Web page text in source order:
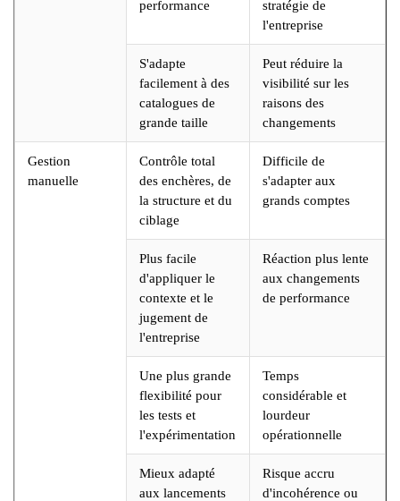
performance
stratégie de
l'entreprise
S'adapte
facilement à des
catalogues de
grande taille
Peut réduire la
visibilité sur les
raisons des
changements
Gestion
manuelle
Contrôle total
des enchères, de
la structure et du
ciblage
Difficile de
s'adapter aux
grands comptes
Plus facile
d'appliquer le
contexte et le
jugement de
l'entreprise
Réaction plus lente
aux changements
de performance
Une plus grande
flexibilité pour
les tests et
l'expérimentation
Temps
considérable et
lourdeur
opérationnelle
Mieux adapté
aux lancements
Risque accru
d'incohérence ou